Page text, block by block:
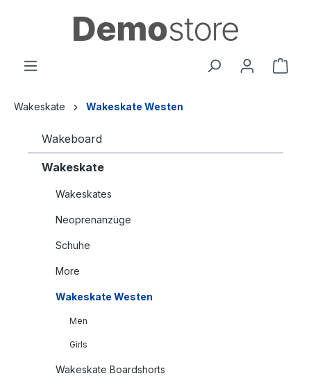
Wakeskate Wakeskate Westen
Wakeboard
Wakeskate
Wakeskates
Neoprenanzüge
Schuhe
More
Wakeskate Westen
Men
Girls
Wakeskate Boardshorts